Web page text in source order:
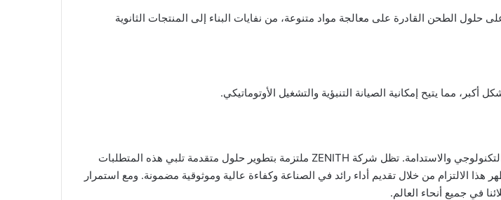
حلول الطحن القادرة على معالجة مواد متنوعة، من نفايات البناء إلى المنتجات الثانوية
مما يتيح إمكانية الصيانة التنبؤية والتشغيل الأوتوماتيكي.
تمر صناعة آلات الطحن بتغييرات كبيرة، حيث تكمن جوهر هذه التغييرات في الابتكار التكنولوجي والاستدامة. تظل شركة ZENITH ملتزمة بتطوير حلول متقدمة تلبي هذه المتطلبات
هذا الالتزام من خلال تقديم أداء رائد في الصناعة وكفاءة عالية وموثوقية مضمونة. ومع استمرار
في جميع أنحاء العالم.